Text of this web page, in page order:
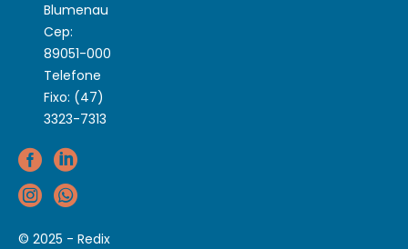
Blumenau
Cep:
89051-000
Telefone
Fixo: (47)
3323-7313
© 2025 - Redix